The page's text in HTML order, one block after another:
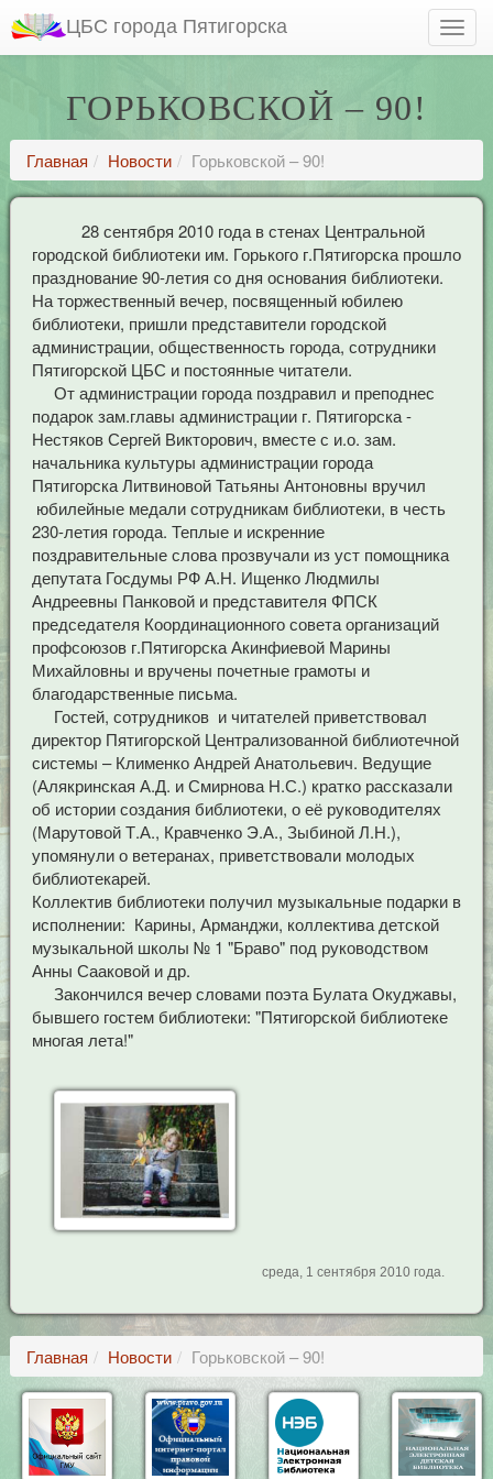
ЦБС города Пятигорска
ГОРЬКОВСКОЙ – 90!
Главная Новости Горьковской – 90!
28 сентября 2010 года в стенах Центральной
городской библиотеки им. Горького г.Пятигорска прошло
празднование 90-летия со дня основания библиотеки.
На торжественный вечер, посвященный юбилею
библиотеки, пришли представители городской
администрации, общественность города, сотрудники
Пятигорской ЦБС и постоянные читатели.
От администрации города поздравил и преподнес
подарок зам.главы администрации г. Пятигорска -
Нестяков Сергей Викторович, вместе с и.о. зам.
начальника культуры администрации города
Пятигорска Литвиновой Татьяны Антоновны вручил
юбилейные медали сотрудникам библиотеки, в честь
230-летия города. Теплые и искренние
поздравительные слова прозвучали из уст помощника
депутата Госдумы РФ А.Н. Ищенко Людмилы
Андреевны Панковой и представителя ФПСК
председателя Координационного совета организаций
профсоюзов г.Пятигорска Акинфиевой Марины
Михайловны и вручены почетные грамоты и
благодарственные письма.
Гостей, сотрудников и читателей приветствовал
директор Пятигорской Централизованной библиотечной
системы – Клименко Андрей Анатольевич. Ведущие
(Алякринская А.Д. и Смирнова Н.С.) кратко рассказали
об истории создания библиотеки, о её руководителях
(Марутовой Т.А., Кравченко Э.А., Зыбиной Л.Н.),
упомянули о ветеранах, приветствовали молодых
библиотекарей.
Коллектив библиотеки получил музыкальные подарки в
исполнении: Карины, Арманджи, коллектива детской
музыкальной школы № 1 "Браво" под руководством
Анны Сааковой и др.
Закончился вечер словами поэта Булата Окуджавы,
бывшего гостем библиотеки: "Пятигорской библиотеке
многая лета!"
среда, 1 сентября 2010 года.
Главная Новости Горьковской – 90!